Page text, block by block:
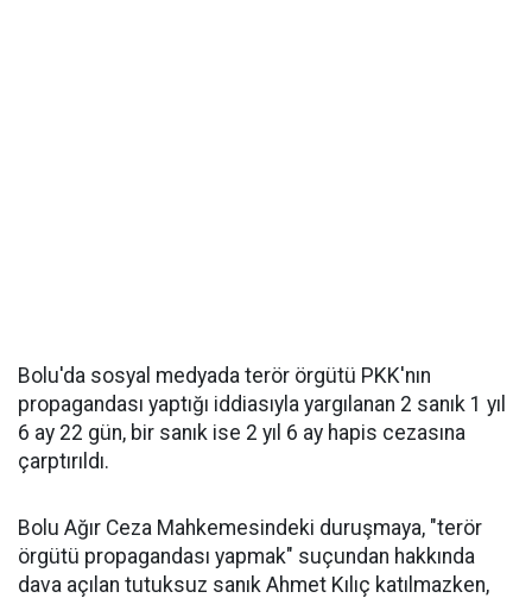
Bolu'da sosyal medyada terör örgütü PKK'nın
propagandası yaptığı iddiasıyla yargılanan 2 sanık 1 yıl
6 ay 22 gün, bir sanık ise 2 yıl 6 ay hapis cezasına
çarptırıldı.
Bolu Ağır Ceza Mahkemesindeki duruşmaya, "terör
örgütü propagandası yapmak" suçundan hakkında
dava açılan tutuksuz sanık Ahmet Kılıç katılmazken,